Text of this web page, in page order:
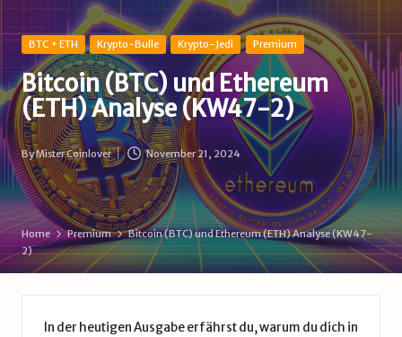
o
i
n
-
B
u
d
e
Posted
BTC + ETH Krypto-Bulle Krypto-Jedi Premium
Bitcoin (BTC) und Ethereum
(ETH) Analyse (KW47-2)
Posted
by
ByMister Coinlover November 21, 2024
Home Premium
Bitcoin (BTC) und Ethereum (ETH) Analyse (KW47-
2)
In der heutigen Ausgabe erfährst du, warum du dich in